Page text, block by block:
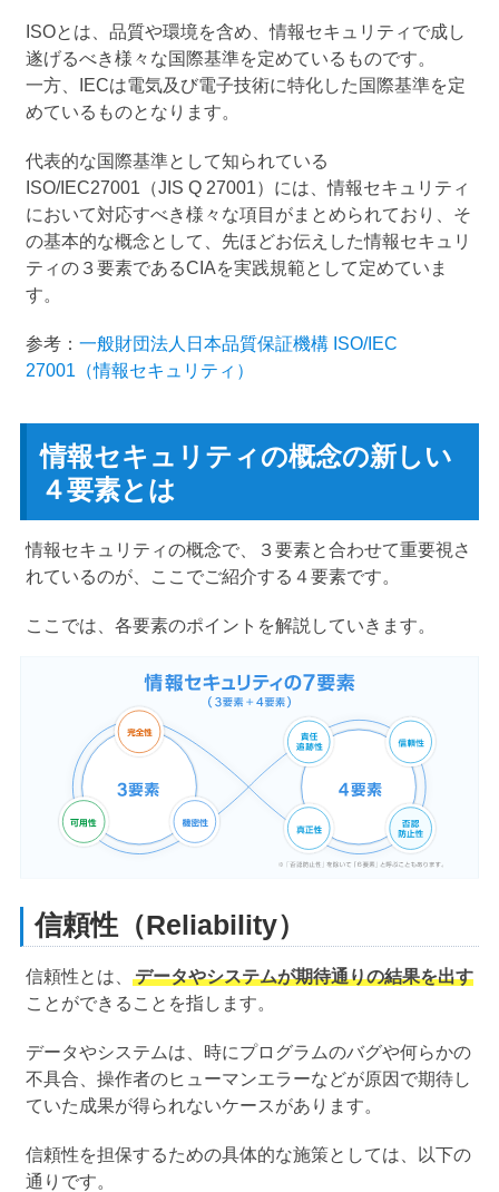
ISOとは、品質や環境を含め、情報セキュリティで成し
遂げるべき様々な国際基準を定めているものです。
一方、IECは電気及び電子技術に特化した国際基準を定
めているものとなります。
代表的な国際基準として知られている
ISO/IEC27001（JIS Q 27001）には、情報セキュリティ
において対応すべき様々な項目がまとめられており、そ
の基本的な概念として、先ほどお伝えした情報セキュリ
ティの３要素であるCIAを実践規範として定めていま
す。
参考： 一般財団法人日本品質保証機構 ISO/IEC
27001（情報セキュリティ）
情報セキュリティの概念の新しい
４要素とは
情報セキュリティの概念で、３要素と合わせて重要視さ
れているのが、ここでご紹介する４要素です。
ここでは、各要素のポイントを解説していきます。
信頼性（Reliability）
信頼性とは、
データやシステムが期待通りの結果を出す
ことができることを指します。
データやシステムは、時にプログラムのバグや何らかの
不具合、操作者のヒューマンエラーなどが原因で期待し
ていた成果が得られないケースがあります。
信頼性を担保するための具体的な施策としては、以下の
通りです。